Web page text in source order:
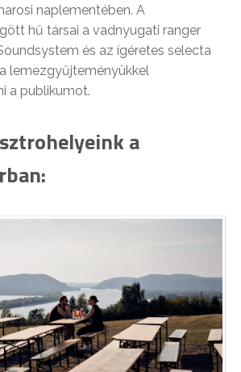
naplementében. A
hű társai a vadnyugati ranger
és az ígéretes selecta
lemezgyűjteményükkel
a publikumot.
a